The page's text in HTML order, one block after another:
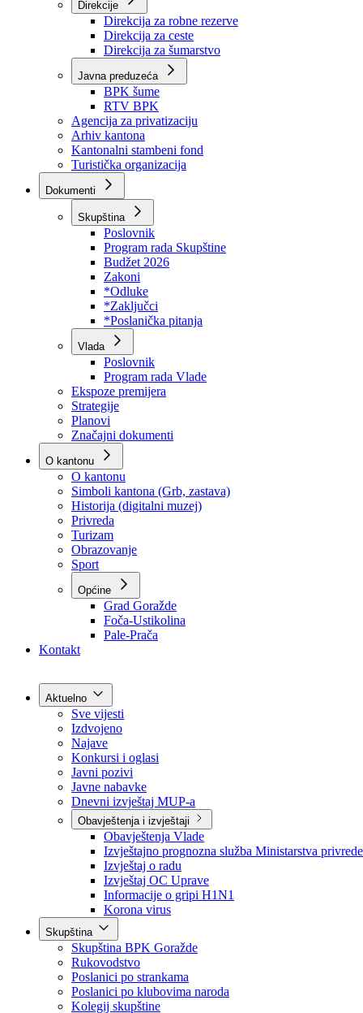
Kantonalna uprava za inspekcijske poslove
Kantonalna uprava civilne zaštite
Direkcije
Direkcija za robne rezerve
Direkcija za ceste
Direkcija za šumarstvo
Javna preduzeća
BPK šume
RTV BPK
Agencija za privatizaciju
Arhiv kantona
Kantonalni stambeni fond
Turistička organizacija
Dokumenti
Skupština
Poslovnik
Program rada Skupštine
Budžet 2026
Zakoni
*Odluke
*Zaključci
*Poslanička pitanja
Vlada
Poslovnik
Program rada Vlade
Ekspoze premijera
Strategije
Planovi
Značajni dokumenti
O kantonu
O kantonu
Simboli kantona (Grb, zastava)
Historija (digitalni muzej)
Privreda
Turizam
Obrazovanje
Sport
Općine
Kontakt
Aktuelno
Sve vijesti
Izdvojeno
Najave
Konkursi i oglasi
Javni pozivi
Javne nabavke
Dnevni izvještaj MUP-a
Obavještenja i izvještaji
Obavještenja Vlade
Izvještajno prognozna služba Ministarstva privrede
Izvještaj o radu
Izvještaj OC Uprave
Informacije o gripi H1N1
Korona virus
Skupština
Skupština BPK Goražde
Rukovodstvo